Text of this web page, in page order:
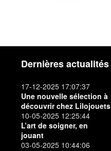
Dernières actualités
17-12-2025 17:07:37
Une nouvelle sélection à
découvrir chez Lilojouets
10-05-2025 12:25:44
L’art de soigner, en
jouant
03-05-2025 10:44:06